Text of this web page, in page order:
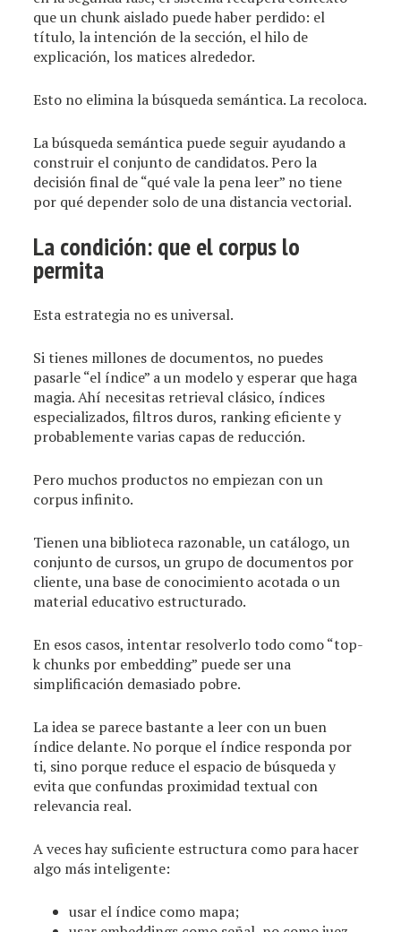
que un chunk aislado puede haber perdido: el
título, la intención de la sección, el hilo de
explicación, los matices alrededor.
Esto no elimina la búsqueda semántica. La recoloca.
La búsqueda semántica puede seguir ayudando a
construir el conjunto de candidatos. Pero la
decisión final de “qué vale la pena leer” no tiene
por qué depender solo de una distancia vectorial.
La condición: que el corpus lo
permita
Esta estrategia no es universal.
Si tienes millones de documentos, no puedes
pasarle “el índice” a un modelo y esperar que haga
magia. Ahí necesitas retrieval clásico, índices
especializados, filtros duros, ranking eficiente y
probablemente varias capas de reducción.
Pero muchos productos no empiezan con un
corpus infinito.
Tienen una biblioteca razonable, un catálogo, un
conjunto de cursos, un grupo de documentos por
cliente, una base de conocimiento acotada o un
material educativo estructurado.
En esos casos, intentar resolverlo todo como “top-
k chunks por embedding” puede ser una
simplificación demasiado pobre.
La idea se parece bastante a leer con un buen
índice delante. No porque el índice responda por
ti, sino porque reduce el espacio de búsqueda y
evita que confundas proximidad textual con
relevancia real.
A veces hay suficiente estructura como para hacer
algo más inteligente:
usar el índice como mapa;